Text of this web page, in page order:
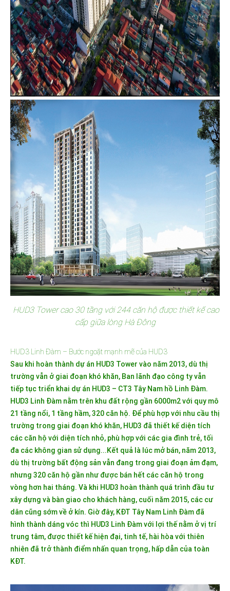
HUD3 Tower cao 30 tầng với 244 căn hộ được thiết kế cao
cấp giữa lòng Hà Đông
HUD3 Linh Đàm – Bước ngoặt mạnh mẽ của HUD3
Sau khi hoàn thành dự án HUD3 Tower vào năm 2013, dù thị
trường vẫn ở giai đoạn khó khăn, Ban lãnh đạo công ty vẫn
tiếp tục triển khai dự án HUD3 – CT3 Tây Nam hồ Linh Đàm.
HUD3 Linh Đàm nằm trên khu đất rộng gần 6000m2 với quy mô
21 tầng nổi, 1 tầng hầm, 320 căn hộ. Để phù hợp với nhu cầu thị
trường trong giai đoạn khó khăn, HUD3 đã thiết kế diện tích
các căn hộ với diện tích nhỏ, phù hợp với các gia đình trẻ, tối
đa các không gian sử dụng...Kết quả là lúc mở bán, năm 2013,
dù thị trường bất động sản vẫn đang trong giai đoạn ảm đạm,
nhưng 320 căn hộ gần như được bán hết các căn hộ trong
vòng hơn hai tháng. Và khi HUD3 hoàn thành quá trình đầu tư
xây dựng và bàn giao cho khách hàng, cuối năm 2015, các cư
dân cũng sớm về ở kín. Giờ đây, KĐT Tây Nam Linh Đàm đã
hình thành dáng vóc thì HUD3 Linh Đàm với lợi thế nằm ở vị trí
trung tâm, được thiết kế hiện đại, tinh tế, hài hòa với thiên
nhiên đã trở thành điểm nhấn quan trọng, hấp dẫn của toàn
KĐT.